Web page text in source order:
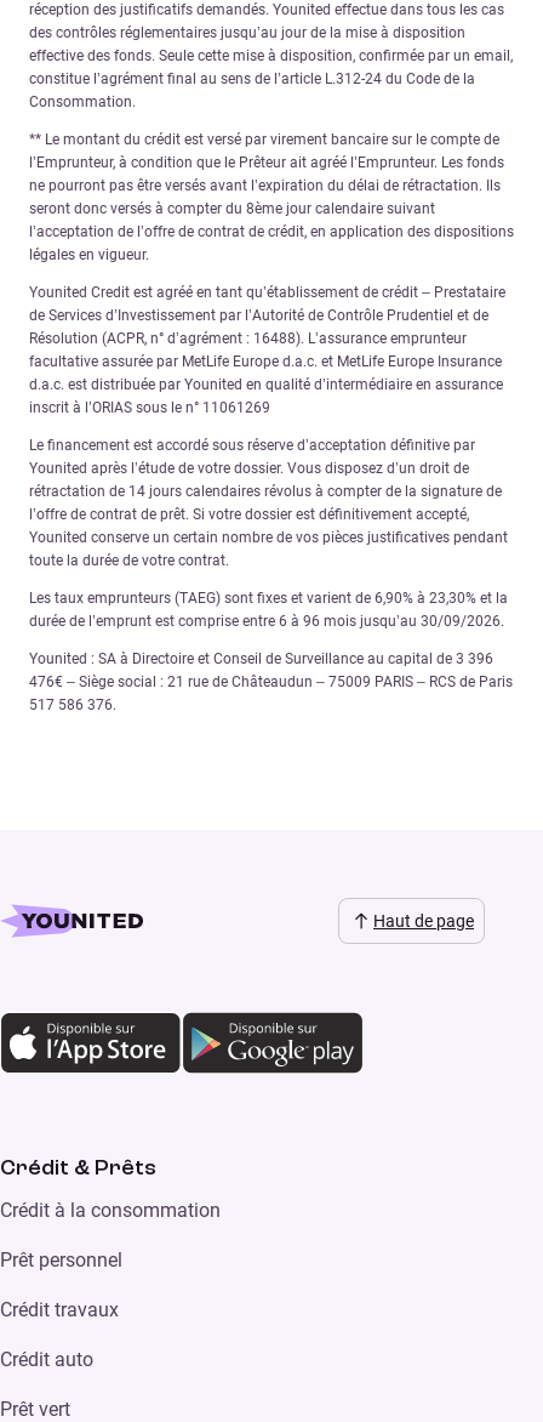
réception des justificatifs demandés. Younited effectue dans tous les cas
des contrôles réglementaires jusqu’au jour de la mise à disposition
effective des fonds. Seule cette mise à disposition, confirmée par un email,
constitue l’agrément final au sens de l’article L.312-24 du Code de la
Consommation.
** Le montant du crédit est versé par virement bancaire sur le compte de
l’Emprunteur, à condition que le Prêteur ait agréé l’Emprunteur. Les fonds
ne pourront pas être versés avant l’expiration du délai de rétractation. Ils
seront donc versés à compter du 8ème jour calendaire suivant
l’acceptation de l’offre de contrat de crédit, en application des dispositions
légales en vigueur.
Younited Credit est agréé en tant qu’établissement de crédit – Prestataire
de Services d’Investissement par l’Autorité de Contrôle Prudentiel et de
Résolution (ACPR, n° d’agrément : 16488). L’assurance emprunteur
facultative assurée par MetLife Europe d.a.c. et MetLife Europe Insurance
d.a.c. est distribuée par Younited en qualité d’intermédiaire en assurance
inscrit à l’ORIAS sous le n° 11061269
Le financement est accordé sous réserve d’acceptation définitive par
Younited après l’étude de votre dossier. Vous disposez d’un droit de
rétractation de 14 jours calendaires révolus à compter de la signature de
l’offre de contrat de prêt. Si votre dossier est définitivement accepté,
Younited conserve un certain nombre de vos pièces justificatives pendant
toute la durée de votre contrat.
Les taux emprunteurs (TAEG) sont fixes et varient de 6,90% à 23,30% et la
durée de l’emprunt est comprise entre 6 à 96 mois jusqu’au 30/09/2026.
Younited : SA à Directoire et Conseil de Surveillance au capital de 3 396
476€ – Siège social : 21 rue de Châteaudun – 75009 PARIS – RCS de Paris
517 586 376.
Haut de page
Crédit & Prêts
Crédit à la consommation
Prêt personnel
Crédit travaux
Crédit auto
Prêt vert